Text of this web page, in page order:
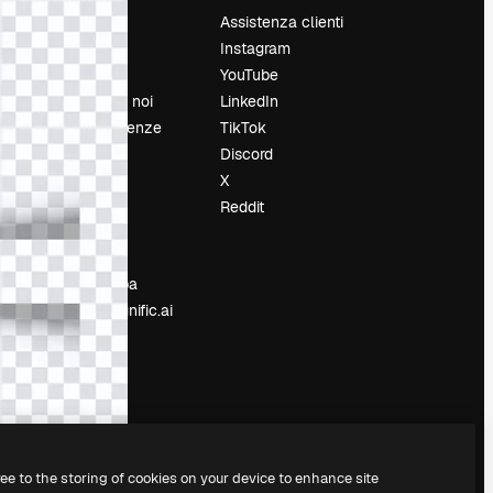
Prezzi
Chi siamo
Lavora con noi
Cerca tendenze
Eventi
Slidesgo
contenuti
Sala stampa
Cerchi magnific.ai
Assistenza clienti
Instagram
YouTube
LinkedIn
TikTok
Discord
X
Reddit
to the storing of cookies on your device to enhance site